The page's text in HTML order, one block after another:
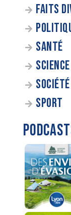
FAITS
SANTÉ
SOCIÉTÉ
SPORT